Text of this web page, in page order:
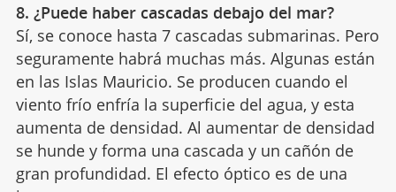
8. ¿Puede haber cascadas debajo del mar?
Sí, se conoce hasta 7 cascadas submarinas. Pero
seguramente habrá muchas más. Algunas están
en las Islas Mauricio. Se producen cuando el
viento frío enfría la superficie del agua, y esta
aumenta de densidad. Al aumentar de densidad
se hunde y forma una cascada y un cañón de
gran profundidad. El efecto óptico es de una